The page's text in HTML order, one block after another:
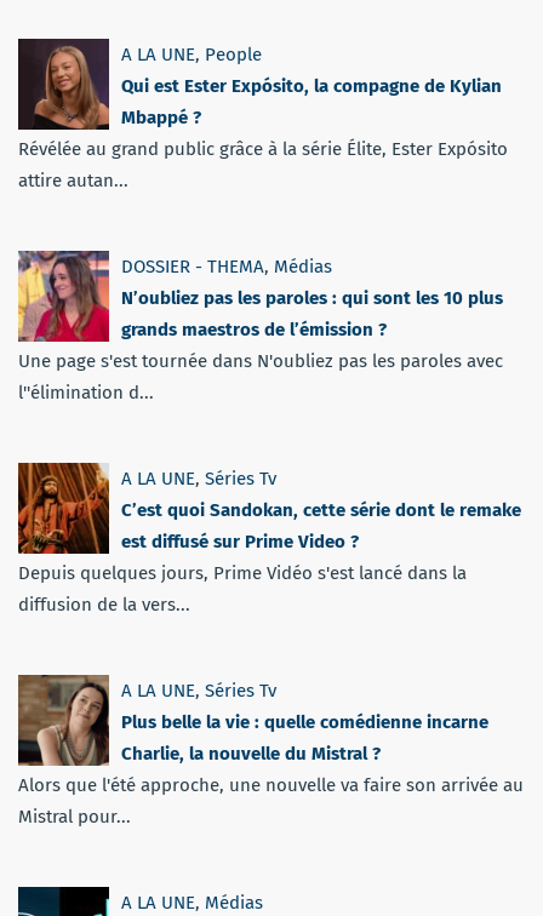
A LA UNE, People
Qui est Ester Expósito, la compagne de Kylian
Mbappé ?
Révélée au grand public grâce à la série Élite, Ester Expósito
attire autan...
DOSSIER - THEMA, Médias
N’oubliez pas les paroles : qui sont les 10 plus
grands maestros de l’émission ?
Une page s'est tournée dans N'oubliez pas les paroles avec
l''élimination d...
A LA UNE, Séries Tv
C’est quoi Sandokan, cette série dont le remake
est diffusé sur Prime Video ?
Depuis quelques jours, Prime Vidéo s'est lancé dans la
diffusion de la vers...
A LA UNE, Séries Tv
Plus belle la vie : quelle comédienne incarne
Charlie, la nouvelle du Mistral ?
Alors que l'été approche, une nouvelle va faire son arrivée au
Mistral pour...
A LA UNE, Médias